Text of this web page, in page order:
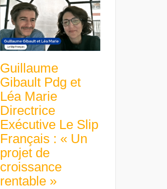
Guillaume
Gibault Pdg et
Léa Marie
Directrice
Exécutive Le Slip
Français : « Un
projet de
croissance
rentable »